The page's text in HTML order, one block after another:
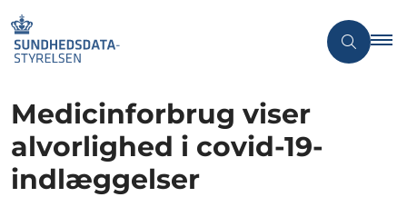
Medicinforbrug viser
alvorlighed i covid-19-
indlæggelser